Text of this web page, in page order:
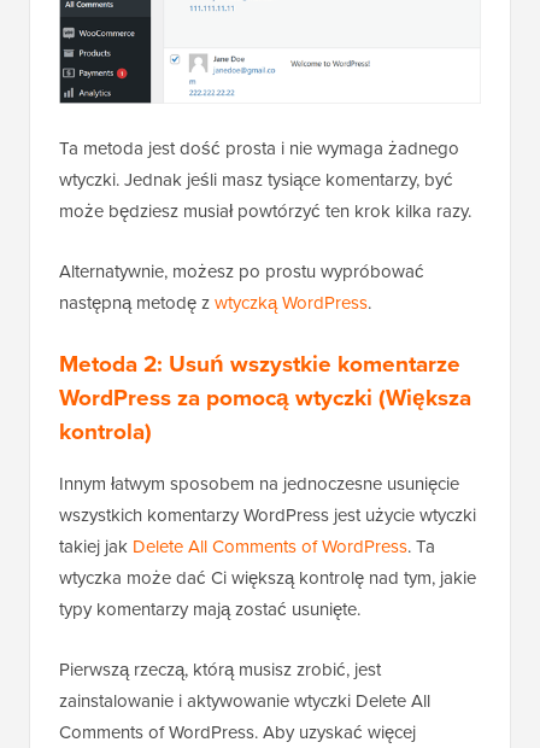
Ta metoda jest dość prosta i nie wymaga żadnego
wtyczki. Jednak jeśli masz tysiące komentarzy, być
może będziesz musiał powtórzyć ten krok kilka razy.
Alternatywnie, możesz po prostu wypróbować
następną metodę zwtyczką WordPress.
Metoda 2: Usuń wszystkie komentarze
WordPress za pomocą wtyczki (Większa
kontrola)
Innym łatwym sposobem na jednoczesne usunięcie
wszystkich komentarzy WordPress jest użycie wtyczki
takiej jak Delete All Comments of WordPress. Ta
wtyczka może dać Ci większą kontrolę nad tym, jakie
typy komentarzy mają zostać usunięte.
Pierwszą rzeczą, którą musisz zrobić, jest
zainstalowanie i aktywowanie wtyczki Delete All
Comments of WordPress. Aby uzyskać więcej